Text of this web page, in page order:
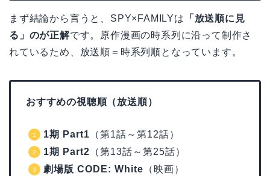
まず結論から言うと、SPY×FAMILYは
「放送順に見
る」のが正解です。原作漫画の時系列に沿って制作さ
れているため、放送順＝時系列順となっています。
おすすめの視聴順（放送順）
1期 Part1 （第1話～第12話）
1期 Part2 （第13話～第25話）
劇場版 CODE: White （映画）